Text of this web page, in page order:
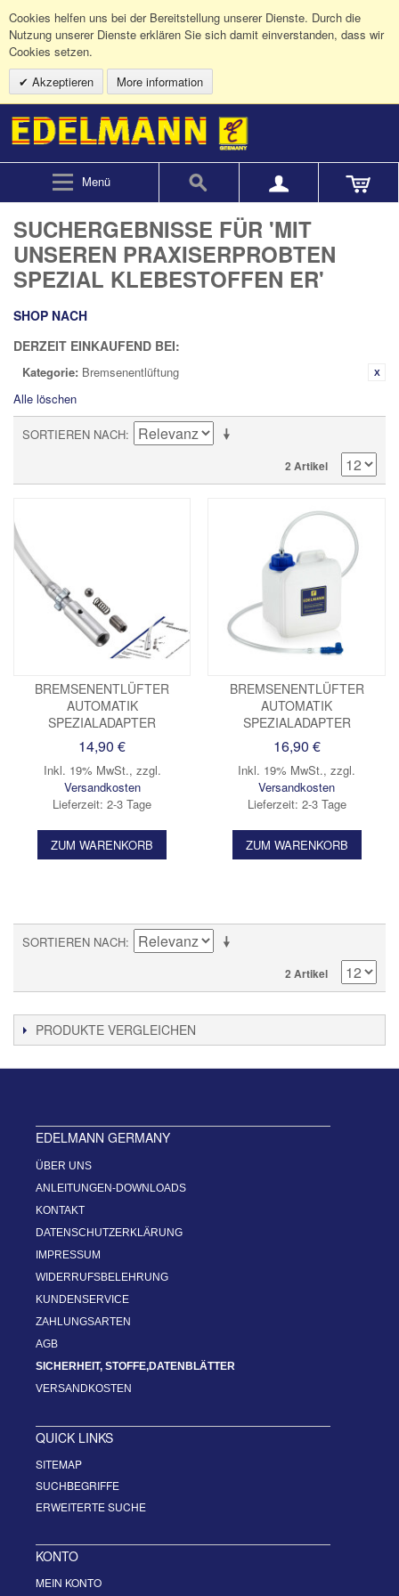
Cookies helfen uns bei der Bereitstellung unserer Dienste. Durch die
Nutzung unserer Dienste erklären Sie sich damit einverstanden, dass wir
Cookies setzen.
Akzeptieren
More information
Menü
SUCHERGEBNISSE FÜR 'MIT
UNSEREN PRAXISERPROBTEN
SPEZIAL KLEBESTOFFEN ER'
SHOP NACH
DERZEIT EINKAUFEND BEI:
Kategorie: Bremsenentlüftung
Alle löschen
SORTIEREN NACH
2 Artikel
BREMSENENTLÜFTER
AUTOMATIK
SPEZIALADAPTER
14,90 €
Inkl. 19% MwSt., zzgl.
Versandkosten
Lieferzeit: 2-3 Tage
ZUM WARENKORB
BREMSENENTLÜFTER
AUTOMATIK
SPEZIALADAPTER
16,90 €
Inkl. 19% MwSt.,zzgl.
Versandkosten
Lieferzeit: 2-3 Tage
ZUM WARENKORB
SORTIEREN NACH
2 Artikel
PRODUKTE VERGLEICHEN
EDELMANN GERMANY
ÜBER UNS
ANLEITUNGEN-DOWNLOADS
KONTAKT
DATENSCHUTZERKLÄRUNG
IMPRESSUM
WIDERRUFSBELEHRUNG
KUNDENSERVICE
ZAHLUNGSARTEN
AGB
SICHERHEIT, STOFFE,DATENBLÄTTER
VERSANDKOSTEN
QUICK LINKS
SITEMAP
SUCHBEGRIFFE
ERWEITERTE SUCHE
KONTO
MEIN KONTO